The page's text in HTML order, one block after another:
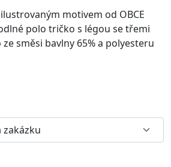
motivem od OBCE
polo tričko s légou se třemi
směsi bavlny 65% a polyesteru